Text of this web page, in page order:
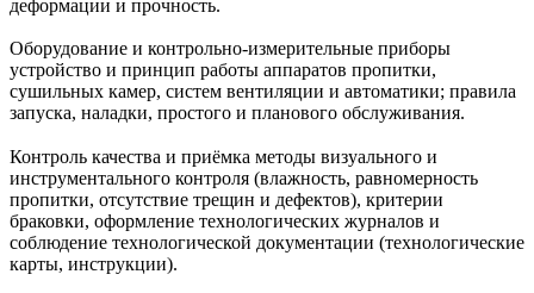
деформации и прочность.
Оборудование и контрольно‑измерительные приборы
устройство и принцип работы аппаратов пропитки,
сушильных камер, систем вентиляции и автоматики; правила
запуска, наладки, простого и планового обслуживания.
Контроль качества и приёмка методы визуального и
инструментального контроля (влажность, равномерность
пропитки, отсутствие трещин и дефектов), критерии
браковки, оформление технологических журналов и
соблюдение технологической документации (технологические
карты, инструкции).